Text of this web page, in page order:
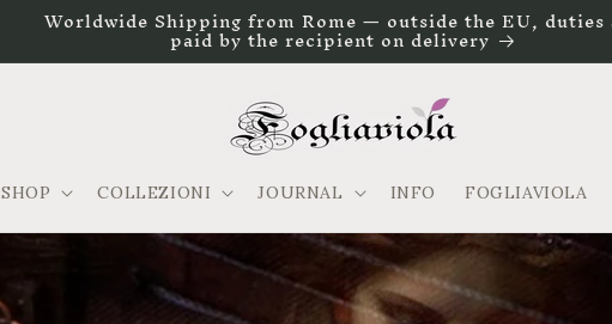
Worldwide Shipping from Rome — outside the EU, duties
paid by the recipient on delivery
SHOP COLLEZIONI JOURNAL INFO FOGLIAVIOLA